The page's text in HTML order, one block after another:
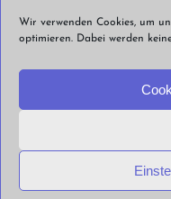
Wir verwenden Cookies, um
optimieren. Dabei werden